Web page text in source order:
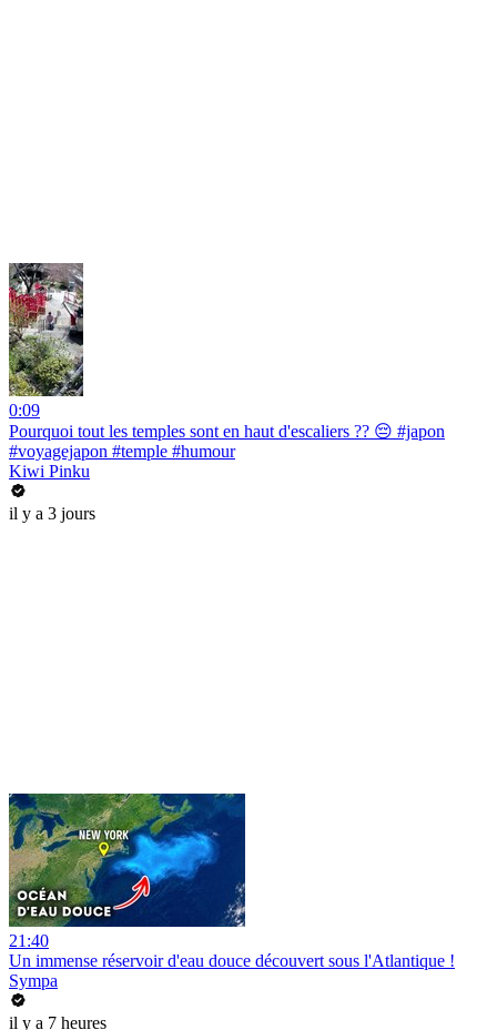
0:09
Pourquoi tout les temples sont en haut d'escaliers ?? 😔 #japon
#voyagejapon #temple #humour
Kiwi Pinku
il y a 3 jours
21:40
Un immense réservoir d'eau douce découvert sous l'Atlantique !
Sympa
il y a 7 heures